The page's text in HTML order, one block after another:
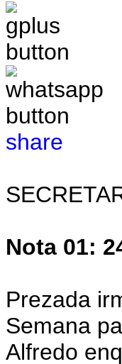
share
Nota 01:
Prezada
Semana
Alfredo